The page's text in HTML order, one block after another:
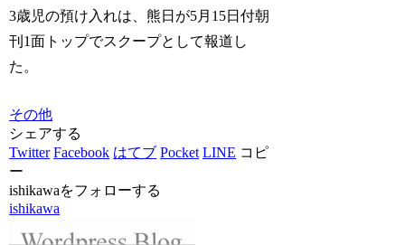
3歳児の預け入れは、熊日が5月15日付朝
刊1面トップでスクープとして報道し
た。
その他
シェアする
Twitter Facebook はてブ Pocket LINE コピ
ー
ishikawaをフォローする
ishikawa